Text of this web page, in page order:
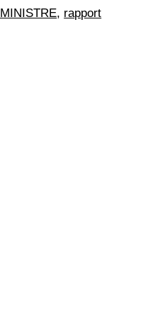
, rapport